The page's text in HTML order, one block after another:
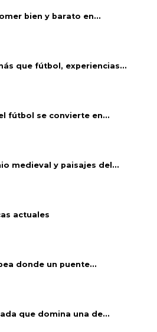
bien y barato en...
que fútbol, experiencias...
fútbol se convierte en...
medieval y paisajes del...
actuales
donde un puente...
que domina una de...